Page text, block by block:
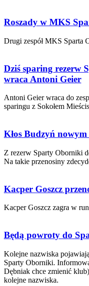
Roszady w MKS
Drugi zespół MKS Sparta
Dziś sparing rezerw
wraca Antoni Geier
Antoni Geier wraca do
sparingu z Sokołem
Kłos Budzyń
Z rezerw Sparty Oborniki
Na takie przenosiny
Kacper Goszcz
Kacper Goszcz zagra w
Będą powroty do
Kolejne nazwiska
Sparty Oborniki.
Dębniak chce zmienić
kolejne nazwiska.